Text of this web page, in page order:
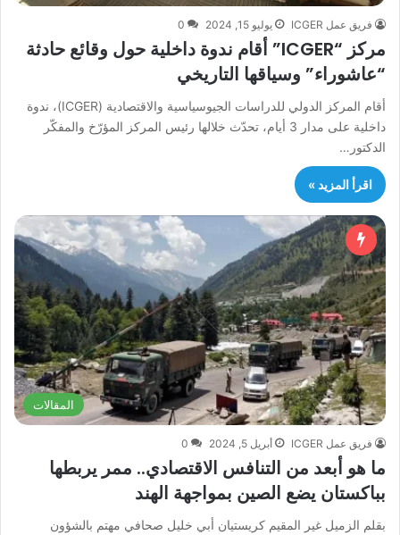
فريق عمل ICGER يوليو 15, 2024 0
مركز “ICGER” أقام ندوة داخلية حول وقائع حادثة
“عاشوراء” وسياقها التاريخي
أقام المركز الدولي للدراسات الجيوسياسية والاقتصادية (ICGER)، ندوة
داخلية على مدار 3 أيام، تحدّث خلالها رئيس المركز المؤرّخ والمفكّر
الدكتور…
اقرأ المزيد »
المقالات
فريق عمل ICGER أبريل 5, 2024 0
ما هو أبعد من التنافس الاقتصادي.. ممر يربطها
بباكستان يضع الصين بمواجهة الهند
بقلم الزميل غير المقيم كريستيان أبي خليل صحافي مهتم بالشؤون